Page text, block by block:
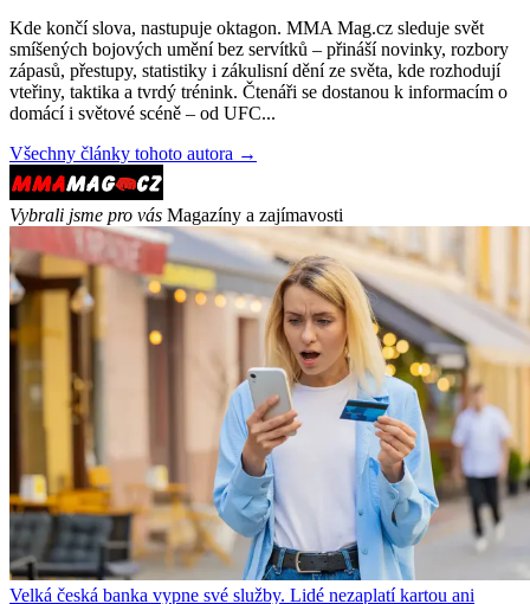
Kde končí slova, nastupuje oktagon. MMA Mag.cz sleduje svět
smíšených bojových umění bez servítků – přináší novinky, rozbory
zápasů, přestupy, statistiky i zákulisní dění ze světa, kde rozhodují
vteřiny, taktika a tvrdý trénink. Čtenáři se dostanou k informacím o
domácí i světové scéně – od UFC...
Všechny články tohoto autora →
Vybrali jsme pro vás Magazíny a zajímavosti
Velká česká banka vypne své služby. Lidé nezaplatí kartou ani